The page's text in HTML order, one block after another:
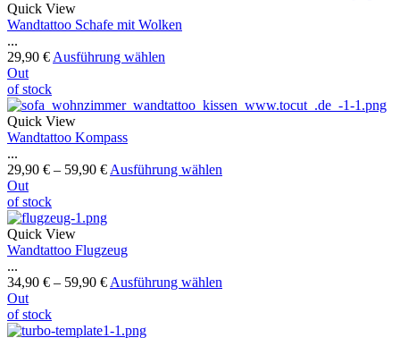
Quick View
Wandtattoo Schafe mit Wolken
...
29,90 € Ausführung wählen
Out
of stock
Quick View
Wandtattoo Kompass
...
29,90 € – 59,90 € Ausführung wählen
Out
of stock
Quick View
Wandtattoo Flugzeug
...
34,90 € – 59,90 € Ausführung wählen
Out
of stock